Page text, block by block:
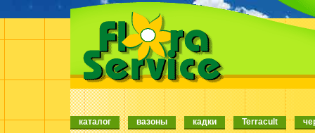
каталог вазоны кадки Terracult